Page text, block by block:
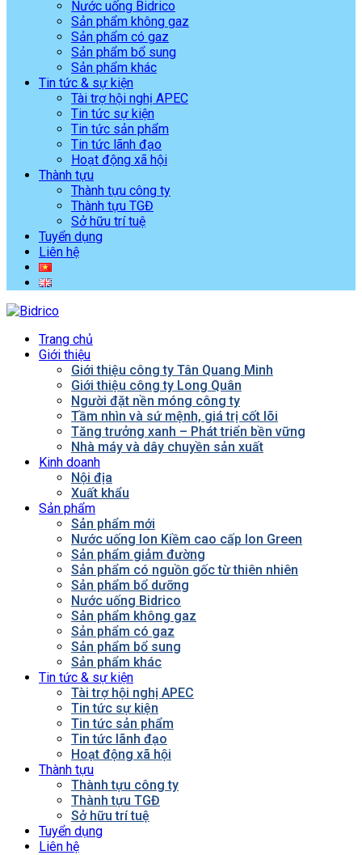
Nước uống Bidrico
Sản phẩm không gaz
Sản phẩm có gaz
Sản phẩm bổ sung
Sản phẩm khác
Tin tức & sự kiện
Tài trợ hội nghị APEC
Tin tức sự kiện
Tin tức sản phẩm
Tin tức lãnh đạo
Hoạt động xã hội
Thành tựu
Thành tựu công ty
Thành tựu TGĐ
Sở hữu trí tuệ
Tuyển dụng
Liên hệ
Trang chủ
Giới thiệu
Giới thiệu công ty Tân Quang Minh
Giới thiệu công ty Long Quân
Người đặt nền móng công ty
Tầm nhìn và sứ mệnh, giá trị cốt lõi
Tăng trưởng xanh – Phát triển bền vững
Nhà máy và dây chuyền sản xuất
Kinh doanh
Nội địa
Xuất khẩu
Sản phẩm
Sản phẩm mới
Nước uống Ion Kiềm cao cấp Ion Green
Sản phẩm giảm đường
Sản phẩm có nguồn gốc từ thiên nhiên
Sản phẩm bổ dưỡng
Nước uống Bidrico
Sản phẩm không gaz
Sản phẩm có gaz
Sản phẩm bổ sung
Sản phẩm khác
Tin tức & sự kiện
Tài trợ hội nghị APEC
Tin tức sự kiện
Tin tức sản phẩm
Tin tức lãnh đạo
Hoạt động xã hội
Thành tựu
Thành tựu công ty
Thành tựu TGĐ
Sở hữu trí tuệ
Tuyển dụng
Liên hệ